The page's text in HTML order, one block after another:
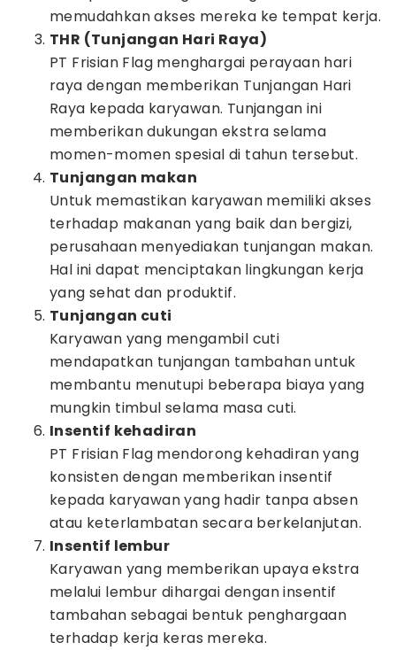
memudahkan akses mereka ke tempat kerja.
THR (Tunjangan Hari Raya)
PT Frisian Flag menghargai perayaan hari
raya dengan memberikan Tunjangan Hari
Raya kepada karyawan. Tunjangan ini
memberikan dukungan ekstra selama
momen-momen spesial di tahun tersebut.
Tunjangan makan
Untuk memastikan karyawan memiliki akses
terhadap makanan yang baik dan bergizi,
perusahaan menyediakan tunjangan makan.
Hal ini dapat menciptakan lingkungan kerja
yang sehat dan produktif.
Tunjangan cuti
Karyawan yang mengambil cuti
mendapatkan tunjangan tambahan untuk
membantu menutupi beberapa biaya yang
mungkin timbul selama masa cuti.
Insentif kehadiran
PT Frisian Flag mendorong kehadiran yang
konsisten dengan memberikan insentif
kepada karyawan yang hadir tanpa absen
atau keterlambatan secara berkelanjutan.
Insentif lembur
Karyawan yang memberikan upaya ekstra
melalui lembur dihargai dengan insentif
tambahan sebagai bentuk penghargaan
terhadap kerja keras mereka.